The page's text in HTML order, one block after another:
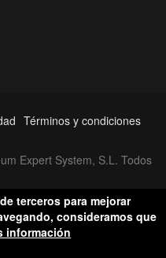
Términos y condiciones
Expert System, S.L. Todos
terceros para mejorar
consideramos que
información